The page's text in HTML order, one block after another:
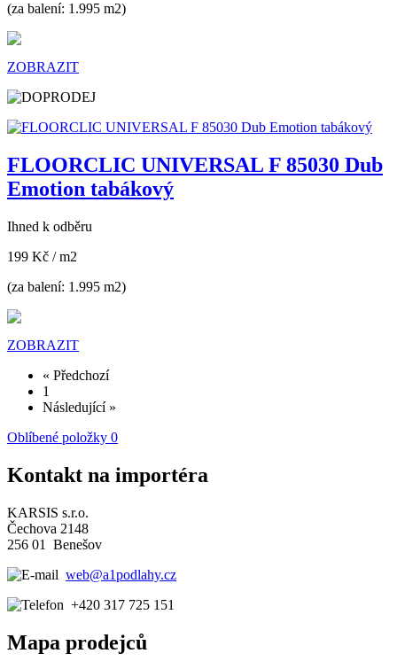
(za balení: 1.995 m2)
ZOBRAZIT
FLOORCLIC UNIVERSAL F 85030 Dub
Emotion tabákový
Ihned k odběru
199 Kč / m2
(za balení: 1.995 m2)
ZOBRAZIT
« Předchozí
1
Následující »
Oblíbené položky 0
Kontakt na importéra
KARSIS s.r.o.
Čechova 2148
256 01 Benešov
web@a1podlahy.cz
+420 317 725 151
Mapa prodejců